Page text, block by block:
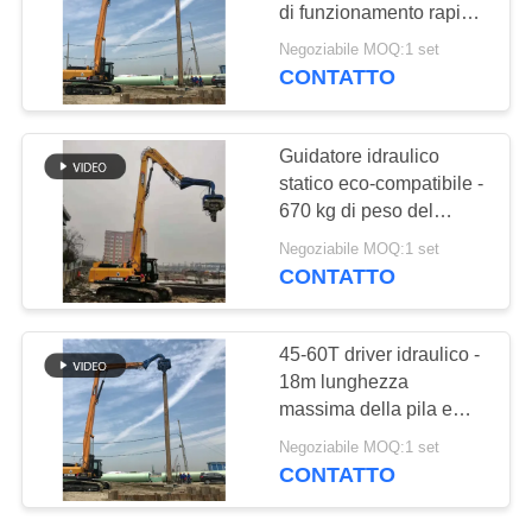
CONTROLLO
QUALITÀ
CONTATTICI
NOTIZIE
CASI
RICHIEDA
UNA
CITAZIONE
di funzionamento rapida
e sistema idraulico
variabile
Negoziabile MOQ:1 set
CONTATTO
Guidatore idraulico
statico eco-compatibile -
670 kg di peso del
braccio e compatibilità
multi-pila
Negoziabile MOQ:1 set
CONTATTO
45-60T driver idraulico -
18m lunghezza
massima della pila e
485KN forza centrifuga
elevata
Negoziabile MOQ:1 set
CONTATTO